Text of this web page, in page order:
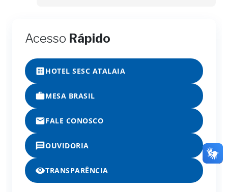
Acesso Rápido
HOTEL SESC ATALAIA
MESA BRASIL
FALE CONOSCO
OUVIDORIA
TRANSPARÊNCIA